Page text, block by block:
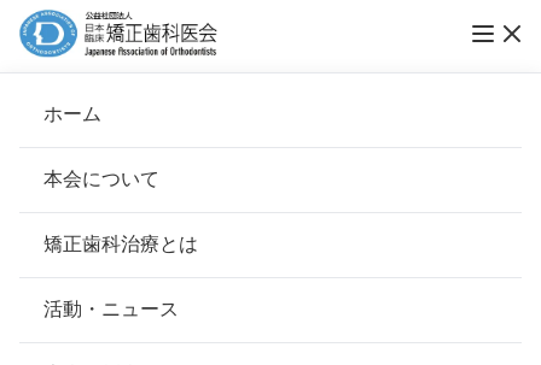
ホーム
本会について
会長挨拶
基本理念
矯正歯科治療とは
安心して治療を受けていただくための「6つの指針」
活動・ニュース
ホーム 転医についてのご相談
転医についてのご相談 詳細はこち
ら